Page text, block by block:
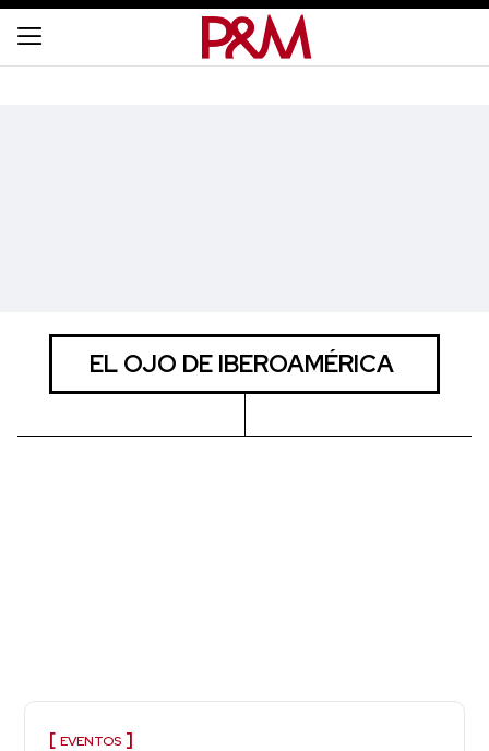
EL OJO DE IBEROAMÉRICA
EVENTOS